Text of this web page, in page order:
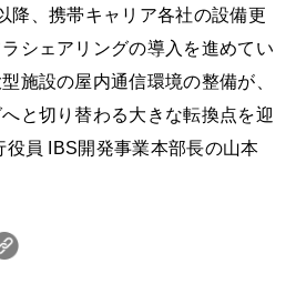
降、携帯キャリア各社の設備更
シェアリングの導入を進めてい
施設の屋内通信環境の整備が、
と切り替わる大きな転換点を迎
役員 IBS開発事業本部長の山本